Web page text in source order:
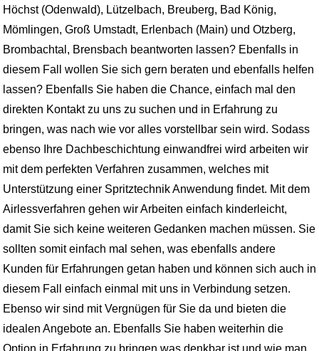
Höchst (Odenwald), Lützelbach, Breuberg, Bad König,
Mömlingen, Groß Umstadt, Erlenbach (Main) und Otzberg,
Brombachtal, Brensbach beantworten lassen? Ebenfalls in
diesem Fall wollen Sie sich gern beraten und ebenfalls helfen
lassen? Ebenfalls Sie haben die Chance, einfach mal den
direkten Kontakt zu uns zu suchen und in Erfahrung zu
bringen, was nach wie vor alles vorstellbar sein wird. Sodass
ebenso Ihre Dachbeschichtung einwandfrei wird arbeiten wir
mit dem perfekten Verfahren zusammen, welches mit
Unterstützung einer Spritztechnik Anwendung findet. Mit dem
Airlessverfahren gehen wir Arbeiten einfach kinderleicht,
damit Sie sich keine weiteren Gedanken machen müssen. Sie
sollten somit einfach mal sehen, was ebenfalls andere
Kunden für Erfahrungen getan haben und können sich auch in
diesem Fall einfach einmal mit uns in Verbindung setzen.
Ebenso wir sind mit Vergnügen für Sie da und bieten die
idealen Angebote an. Ebenfalls Sie haben weiterhin die